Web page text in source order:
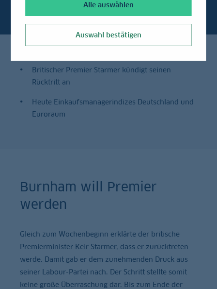
Britischer Premier Starmer kündigt seinen
Rücktritt an
Heute Einkaufsmanagerindizes Deutschland und
Euroraum
Burnham will Premier
werden
Gleich zum Wochenbeginn erklärte der britische
Premierminister Keir Starmer, dass er zurücktreten
werde. Damit gab er dem zunehmenden Druck aus
seiner Labour-Partei nach. Der Schritt stellte somit
keine große Überraschung dar. Bis zum Ende der
Alle auswählen
Auswahl bestätigen